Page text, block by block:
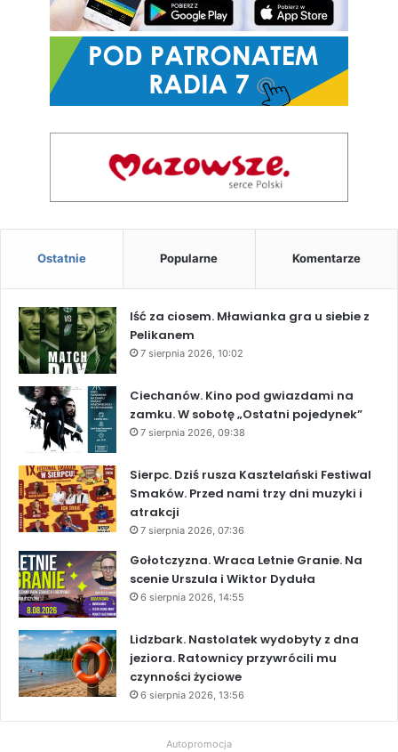
Ostatnie Popularne Komentarze
Iść za ciosem. Mławianka gra u siebie z
Pelikanem
7 sierpnia 2026, 10:02
Ciechanów. Kino pod gwiazdami na
zamku. W sobotę „Ostatni pojedynek”
7 sierpnia 2026, 09:38
Sierpc. Dziś rusza Kasztelański Festiwal
Smaków. Przed nami trzy dni muzyki i
atrakcji
7 sierpnia 2026, 07:36
Gołotczyzna. Wraca Letnie Granie. Na
scenie Urszula i Wiktor Dyduła
6 sierpnia 2026, 14:55
Lidzbark. Nastolatek wydobyty z dna
jeziora. Ratownicy przywrócili mu
czynności życiowe
6 sierpnia 2026, 13:56
Autopromocja